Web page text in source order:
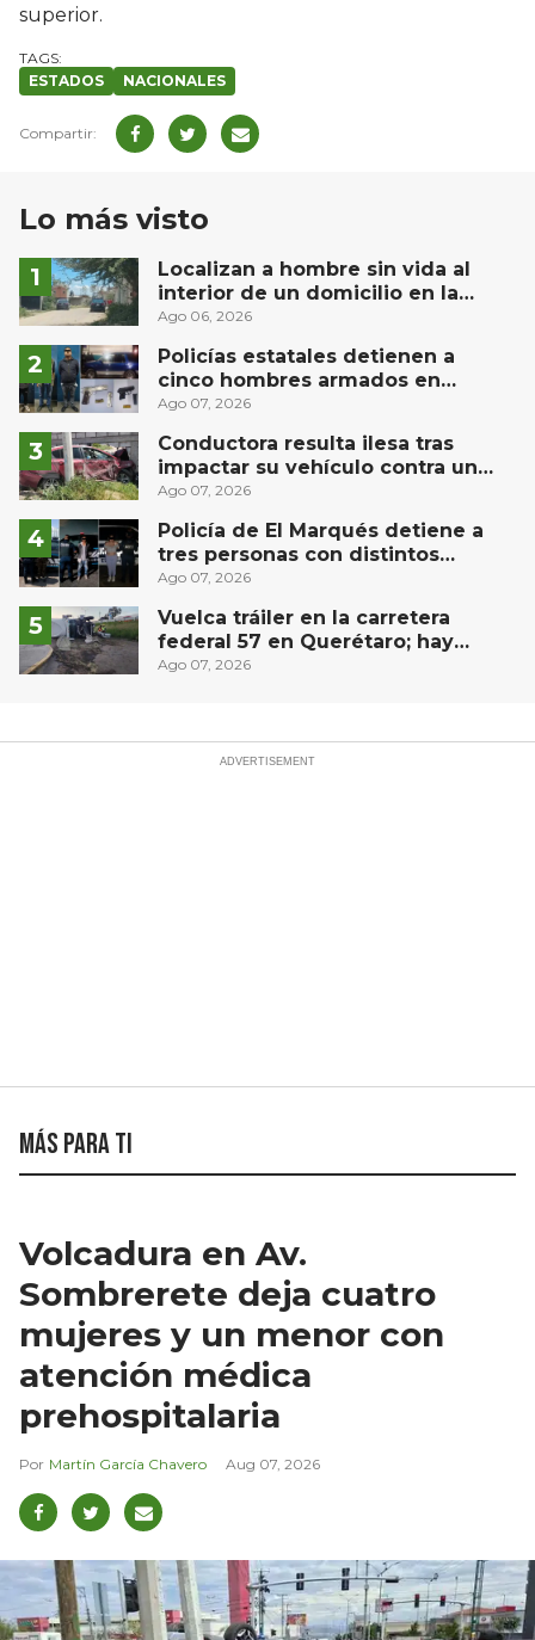
superior.
ESTADOS NACIONALES
Lo más visto
Localizan a hombre sin vida al
interior de un domicilio en la
comunidad El Rodeo, San Juan del
Ago 06, 2026
Policías estatales detienen a
cinco hombres armados en
Puebla capital
Ago 07, 2026
Conductora resulta ilesa tras
impactar su vehículo contra un
muro en Huimilpan
Ago 07, 2026
Policía de El Marqués detiene a
tres personas con distintos
narcóticos
Ago 07, 2026
Vuelca tráiler en la carretera
federal 57 en Querétaro; hay
derrame de combustible
Ago 07, 2026
Más para ti
Volcadura en Av.
Sombrerete deja cuatro
mujeres y un menor con
atención médica
prehospitalaria
Martín García Chavero Aug 07, 2026